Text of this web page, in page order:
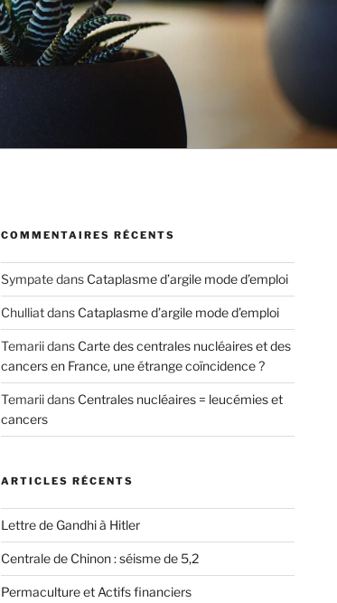
COMMENTAIRES RÉCENTS
Sympatedans Cataplasme d’argile mode d’emploi
Chulliatdans Cataplasme d’argile mode d’emploi
Temariidans Carte des centrales nucléaires et des
cancers en France, une étrange coïncidence ?
Temariidans Centrales nucléaires = leucémies et
cancers
ARTICLES RÉCENTS
Lettre de Gandhi à Hitler
Centrale de Chinon : séisme de 5,2
Permaculture et Actifs financiers